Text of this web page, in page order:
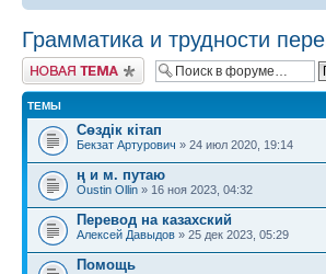
Грамматика и трудности
Новая тема
ТЕМЫ
Сөздік кітап
Бекзат Артурович » 24 июл 2020, 19:14
ң и м. путаю
Oustin Ollin » 16 ноя 2023, 04:32
Перевод на казахский
Алексей Давыдов » 25 дек 2023, 05:29
Помощь